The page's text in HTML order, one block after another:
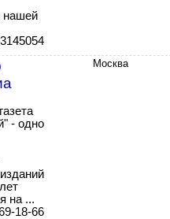
нашей
- одно
на ...
18-66
Москва